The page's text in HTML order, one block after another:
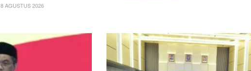
8 AGUSTUS 2026